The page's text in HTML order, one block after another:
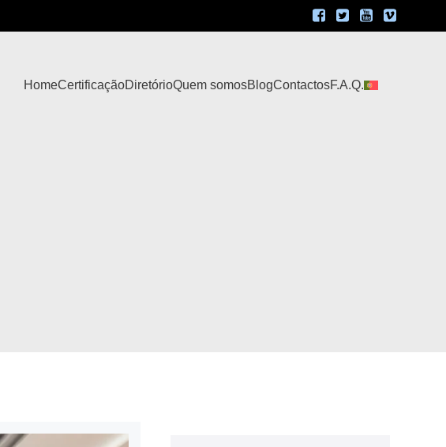
HomeCertificaçãoDiretórioQuem somosBlogContactosF.A.Q.